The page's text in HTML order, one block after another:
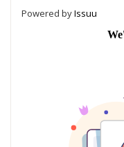
Powered byIssuu